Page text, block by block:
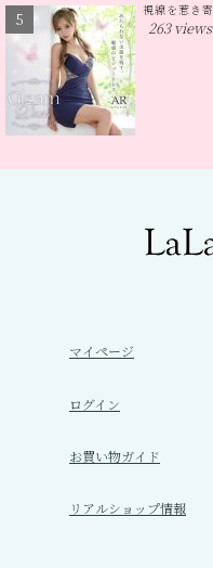
視線を惹き
263 views
マイページ
ログイン
お買い物ガイド
リアルショップ情報